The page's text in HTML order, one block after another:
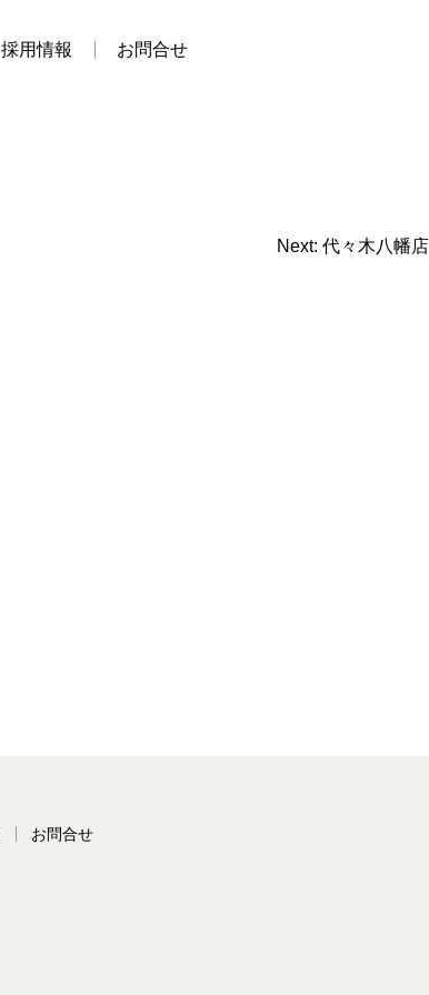
採用情報 お問合せ
Next: 代々木八幡店
お問合せ